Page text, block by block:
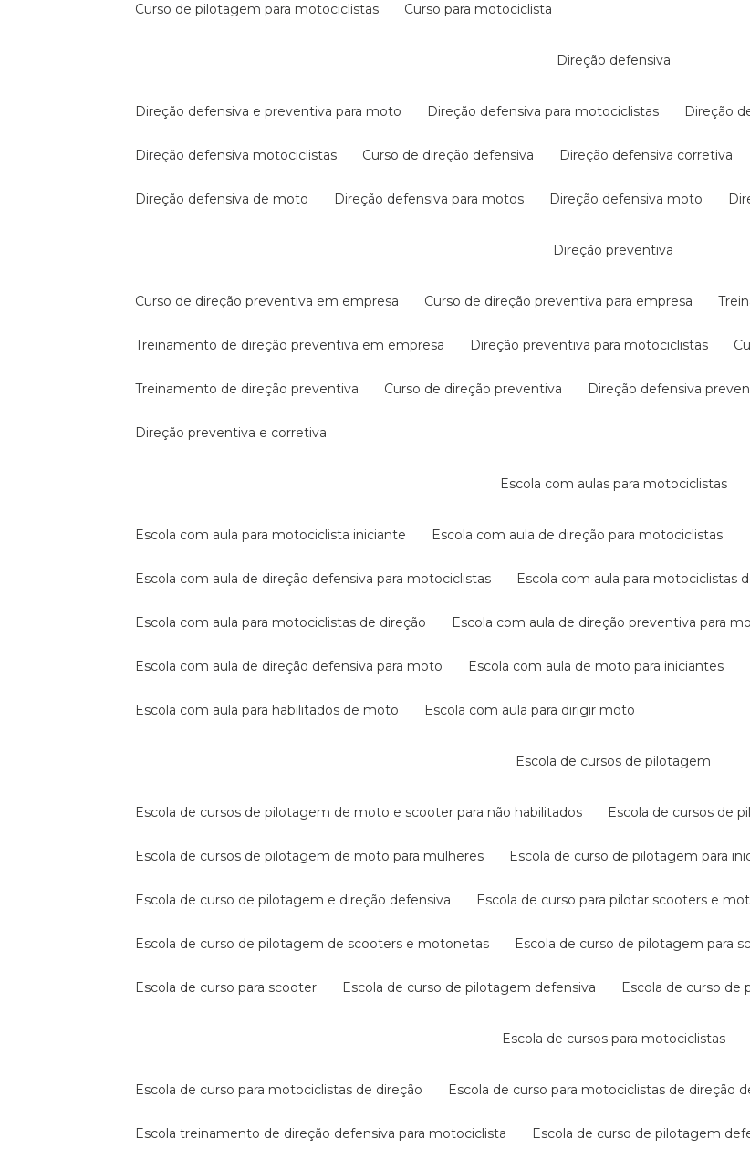
curso de pilotagem para motociclistas curso para motociclista
direção defensiva
direção defensiva e preventiva para moto direção defensiva para motociclistas direção
direção defensiva motociclistas curso de direção defensiva direção defensiva corretiva
direção defensiva de moto direção defensiva para motos direção defensiva moto
direção preventiva
curso de direção preventiva em empresa curso de direção preventiva para empresa
treinamento de direção preventiva em empresa direção preventiva para motociclistas
treinamento de direção preventiva curso de direção preventiva direção defensiva
direção preventiva e corretiva
escola com aulas para motociclistas
escola com aula para motociclista iniciante escola com aula de direção para motociclistas
escola com aula de direção defensiva para motociclistas escola com aula para motociclistas
escola com aula para motociclistas de direção escola com aula de direção preventiva para
escola com aula de direção defensiva para moto escola com aula de moto para iniciantes
escola com aula para habilitados de moto escola com aula para dirigir moto
escola de cursos de pilotagem
escola de cursos de pilotagem de moto e scooter para não habilitados escola de cursos de
escola de cursos de pilotagem de moto para mulheres escola de curso de pilotagem para
escola de curso de pilotagem e direção defensiva escola de curso para pilotar scooters e
escola de curso de pilotagem de scooters e motonetas escola de curso de pilotagem para
escola de curso para scooter escola de curso de pilotagem defensiva escola de curso
escola de cursos para motociclistas
escola de curso para motociclistas de direção escola de curso para motociclistas de direção
escola treinamento de direção defensiva para motociclista escola de curso de pilotagem